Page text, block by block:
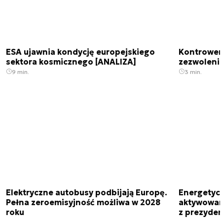
ESA ujawnia kondycję europejskiego
sektora kosmicznego [ANALIZA]
9 min. 3 min.
Elektryczne autobusy podbijają Europę.
Pełna zeroemisyjność możliwa w 2028
roku
z